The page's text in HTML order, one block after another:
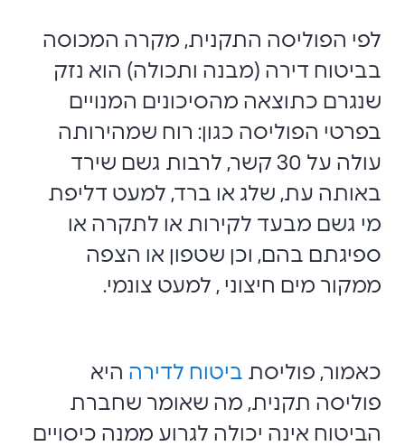
לפי הפוליסה התקנית, מקרה המכוסה
בביטוח דירה (מבנה ותכולה) הוא נזק
שנגרם כתוצאה מהסיכונים המנויים
בפרטי הפוליסה כגון: רוח שמהירותה
עולה על 30 קשר, לרבות גשם שירד
באותה עת, שלג או ברד, למעט דליפת
מי גשם מבעד לקירות או לתקרה או
ספיגתם בהם, וכן שטפון או הצפה
ממקור מים חיצוני , למעט צונמי.
כאמור, פוליסת ביטוח לדירה היא
פוליסה תקנית, מה שאומר שחברת
הביטוח אינה יכולה לגרוע ממנה כיסויים